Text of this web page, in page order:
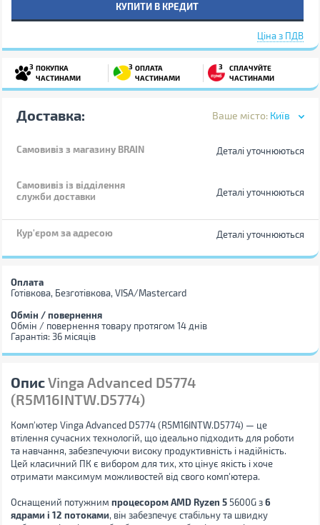
КУПИТИ В КРЕДИТ
Ціна з ПДВ
3 ПОКУПКА
ЧАСТИНАМИ
3 ОПЛАТА
ЧАСТИНАМИ
3
СПЛАЧУЙТЕ
ЧАСТИНАМИ
Доставка: Ваше місто: Київ
Самовивіз з магазину BRAIN Деталі уточнюються
Самовивіз із відділення
служби доставки
Деталі уточнюються
Кур'єром за адресою Деталі уточнюються
Оплата
Готівкова, Безготівкова, VISA/Mastercard
Обмін / повернення
Обмін / повернення товару протягом 14 днів
Гарантія: 36 місяців
ОписVinga Advanced D5774
(R5M16INTW.D5774)
Комп'ютер Vinga Advanced D5774 (R5M16INTW.D5774) — це
втілення сучасних технологій, що ідеально підходить для роботи
та навчання, забезпечуючи високу продуктивність і надійність.
Цей класичний ПК є вибором для тих, хто цінує якість і хоче
отримати максимум можливостей від свого комп'ютера.
Оснащений потужним процесором AMD Ryzen 55600G з 6
ядрами і 12 потоками, він забезпечує стабільну та швидку